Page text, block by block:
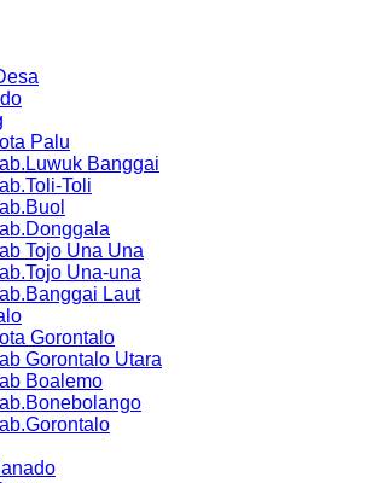
Palu
Banggai
Toli
Tojo Una Una
Una-una
Laut
Gorontalo
Gorontalo Utara
Boalemo